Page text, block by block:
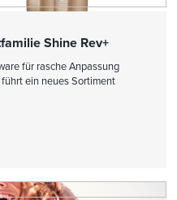
Shine Rev+
für rasche Anpassung
ein neues Sortiment